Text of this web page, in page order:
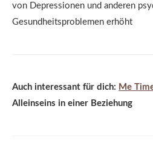
von Depressionen und anderen
Gesundheitsproblemen erhöht
Auch interessant für dich: Me
Alleinseins in einer Beziehung